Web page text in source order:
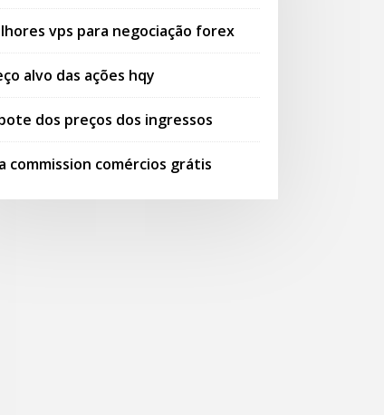
vps para negociação forex
alvo das ações hqy
dos preços dos ingressos
commission comércios grátis